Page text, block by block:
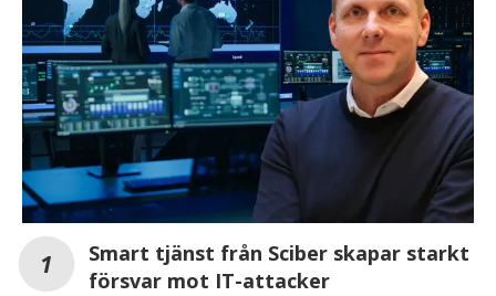
Smart tjänst från Sciber skapar starkt
försvar mot IT-attacker